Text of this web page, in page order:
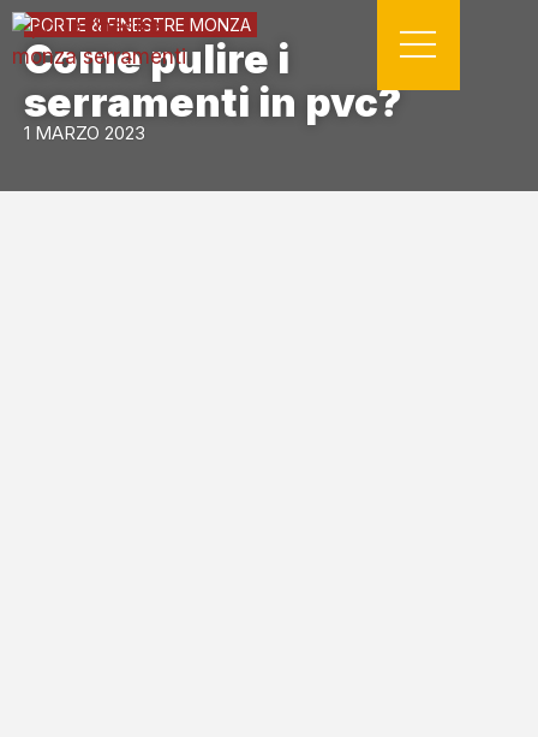
PORTE & FINESTRE MONZA
Come pulire i
serramenti in pvc?
1 MARZO 2023